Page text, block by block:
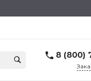
8 (800)